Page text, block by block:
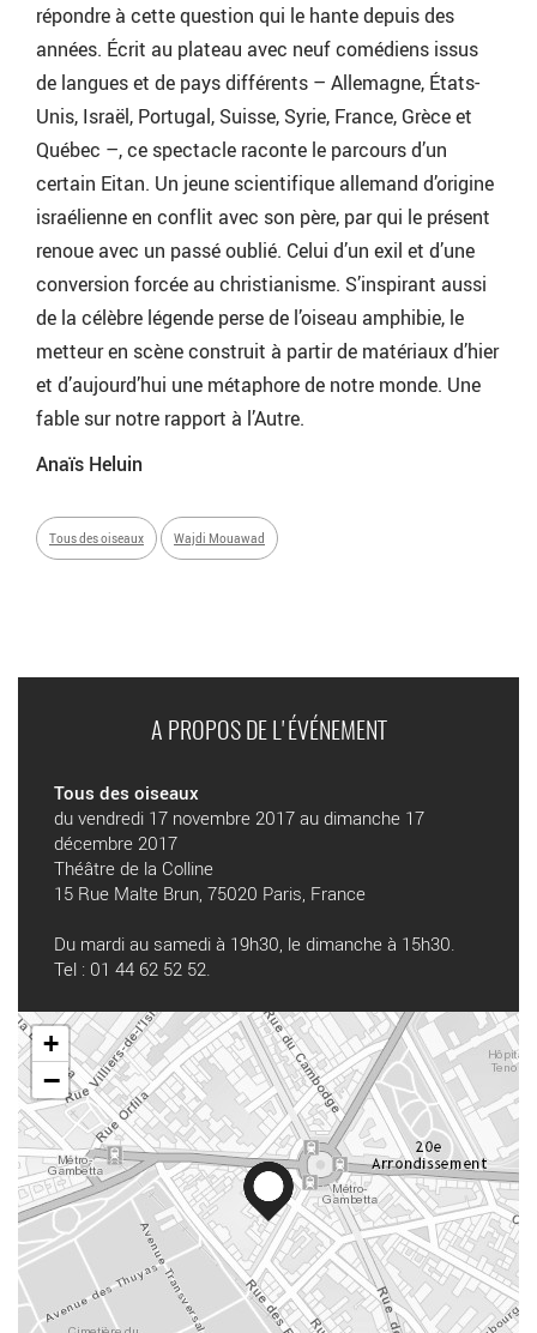
répondre à cette question qui le hante depuis des
années. Écrit au plateau avec neuf comédiens issus
de langues et de pays différents – Allemagne, États-
Unis, Israël, Portugal, Suisse, Syrie, France, Grèce et
Québec –, ce spectacle raconte le parcours d’un
certain Eitan. Un jeune scientifique allemand d’origine
israélienne en conflit avec son père, par qui le présent
renoue avec un passé oublié. Celui d’un exil et d’une
conversion forcée au christianisme. S’inspirant aussi
de la célèbre légende perse de l’oiseau amphibie, le
metteur en scène construit à partir de matériaux d’hier
et d’aujourd’hui une métaphore de notre monde. Une
fable sur notre rapport à l’Autre.
Anaïs Heluin
Tous des oiseaux Wajdi Mouawad
A PROPOS DE L'ÉVÉNEMENT
Tous des oiseaux
du vendredi 17 novembre 2017 au dimanche 17
décembre 2017
Théâtre de la Colline
15 Rue Malte Brun, 75020 Paris, France
Du mardi au samedi à 19h30, le dimanche à 15h30.
Tel : 01 44 62 52 52.
+
−